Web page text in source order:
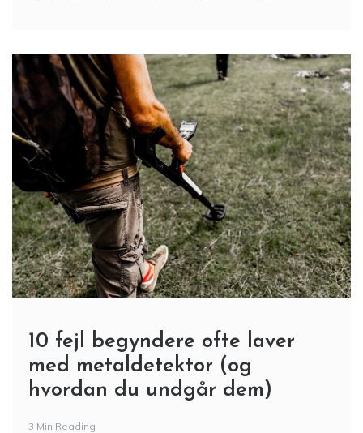
10 fejl begyndere ofte laver
med metaldetektor (og
hvordan du undgår dem)
3 Min Reading